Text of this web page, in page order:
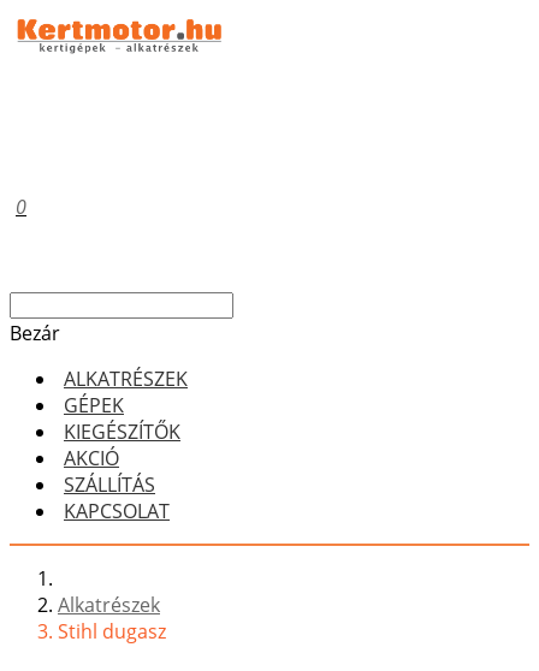
0
Bezár
ALKATRÉSZEK
GÉPEK
KIEGÉSZÍTŐK
AKCIÓ
SZÁLLÍTÁS
KAPCSOLAT
Alkatrészek
Stihl dugasz